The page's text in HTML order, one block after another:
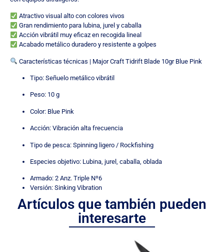
Atractivo visual alto con colores vivos
Gran rendimiento para lubina, jurel y caballa
Acción vibrátil muy eficaz en recogida lineal
Acabado metálico duradero y resistente a golpes
Características técnicas | Major Craft Tidrift Blade 10gr Blue Pink
Tipo: Señuelo metálico vibrátil
Peso: 10 g
Color: Blue Pink
Acción: Vibración alta frecuencia
Tipo de pesca: Spinning ligero / Rockfishing
Especies objetivo: Lubina, jurel, caballa, oblada
Armado: 2 Anz. Triple Nº6
Versión: Sinking Vibration
Artículos que también pueden
interesarte